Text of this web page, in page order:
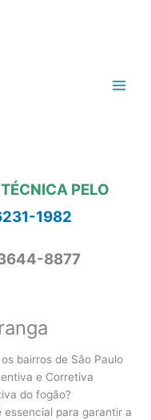
PELO
1982
8877
bairros de São Paulo
e Corretiva
do fogão?
para garantir a